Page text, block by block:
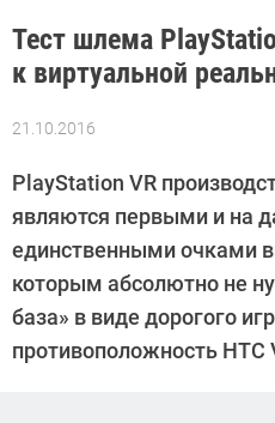
Тест шлема
к виртуальной
21.10.2016
Автор:
Давыдов
PlayStation VR
являются первыми и на
единственными очками
которым абсолютно не
база» в виде дорогого
противоположность HTC